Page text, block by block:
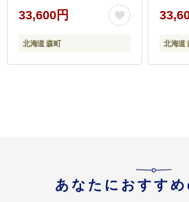
合縁 百将＞ 森町 豚肉
とんかつ すき焼き しゃ
ぶしゃぶ 焼肉 ロース 肩
33,600円
北海道 森町
将＞
ラ肉
納税
北海道
あなたにおすす